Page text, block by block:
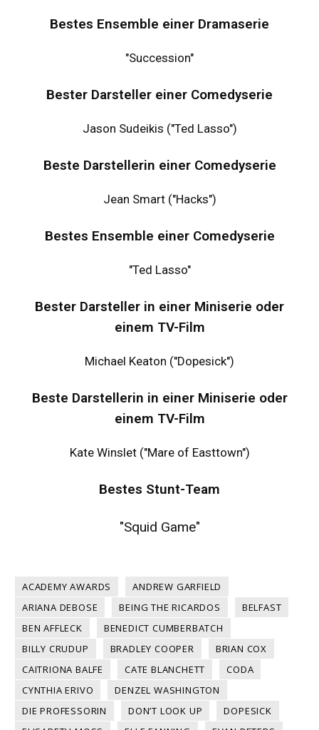
Bestes Ensemble einer Dramaserie
"Succession"
Bester Darsteller einer Comedyserie
Jason Sudeikis ("Ted Lasso")
Beste Darstellerin einer Comedyserie
Jean Smart ("Hacks")
Bestes Ensemble einer Comedyserie
"Ted Lasso"
Bester Darsteller in einer Miniserie oder
einem TV-Film
Michael Keaton ("Dopesick")
Beste Darstellerin in einer Miniserie oder
einem TV-Film
Kate Winslet ("Mare of Easttown")
Bestes Stunt-Team
"Squid Game"
ACADEMY AWARDS
ANDREW GARFIELD
ARIANA DEBOSE
BEING THE RICARDOS
BELFAST
BEN AFFLECK
BENEDICT CUMBERBATCH
BILLY CRUDUP
BRADLEY COOPER
BRIAN COX
CAITRIONA BALFE
CATE BLANCHETT
CODA
CYNTHIA ERIVO
DENZEL WASHINGTON
DIE PROFESSORIN
DON’T LOOK UP
DOPESICK